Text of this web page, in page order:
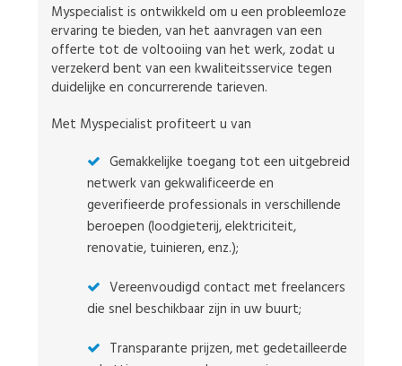
Myspecialist is ontwikkeld om u een probleemloze
ervaring te bieden, van het aanvragen van een
offerte tot de voltooiing van het werk, zodat u
verzekerd bent van een kwaliteitsservice tegen
duidelijke en concurrerende tarieven.
Met Myspecialist profiteert u van
Gemakkelijke toegang tot een uitgebreid
netwerk van gekwalificeerde en
geverifieerde professionals in verschillende
beroepen (loodgieterij, elektriciteit,
renovatie, tuinieren, enz.);
Vereenvoudigd contact met freelancers
die snel beschikbaar zijn in uw buurt;
Transparante prijzen, met gedetailleerde